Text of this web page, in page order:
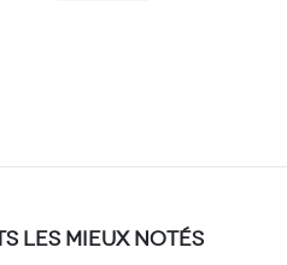
LES MIEUX NOTÉS